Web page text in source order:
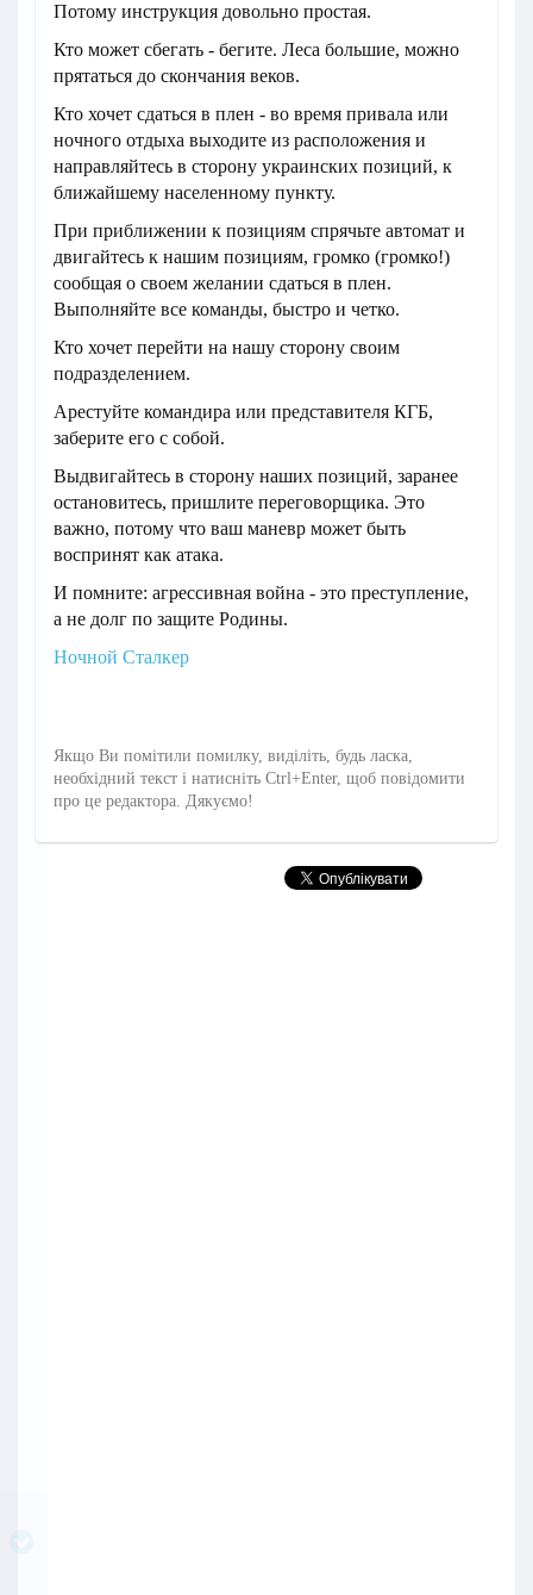
Потому инструкция довольно простая.
Кто может сбегать - бегите. Леса большие, можно
прятаться до скончания веков.
Кто хочет сдаться в плен - во время привала или
ночного отдыха выходите из расположения и
направляйтесь в сторону украинских позиций, к
ближайшему населенному пункту.
При приближении к позициям спрячьте автомат и
двигайтесь к нашим позициям, громко (громко!)
сообщая о своем желании сдаться в плен.
Выполняйте все команды, быстро и четко.
Кто хочет перейти на нашу сторону своим
подразделением.
Арестуйте командира или представителя КГБ,
заберите его с собой.
Выдвигайтесь в сторону наших позиций, заранее
остановитесь, пришлите переговорщика. Это
важно, потому что ваш маневр может быть
воспринят как атака.
И помните: агрессивная война - это преступление,
а не долг по защите Родины.
Ночной Сталкер
Якщо Ви помітили помилку, виділіть, будь ласка,
необхідний текст і натисніть Ctrl+Enter, щоб повідомити
про це редактора. Дякуємо!